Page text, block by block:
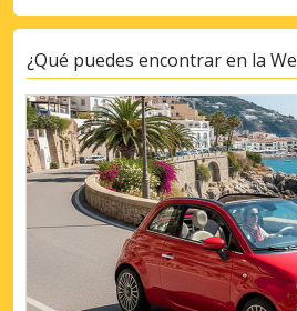
¿Qué puedes encontrar en la